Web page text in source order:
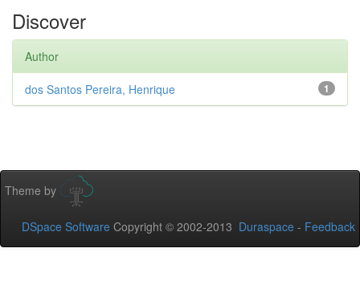
Discover
Author
1
dos Santos Pereira, Henrique
Theme by
DSpace Software Copyright © 2002-2013 Duraspace - Feedback